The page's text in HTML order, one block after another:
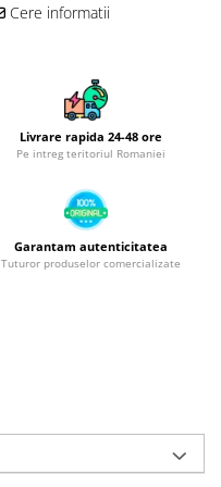
Cere informatii
Livrare rapida 24-48 ore
Pe intreg teritoriul Romaniei
Garantam autenticitatea
Tuturor produselor comercializate